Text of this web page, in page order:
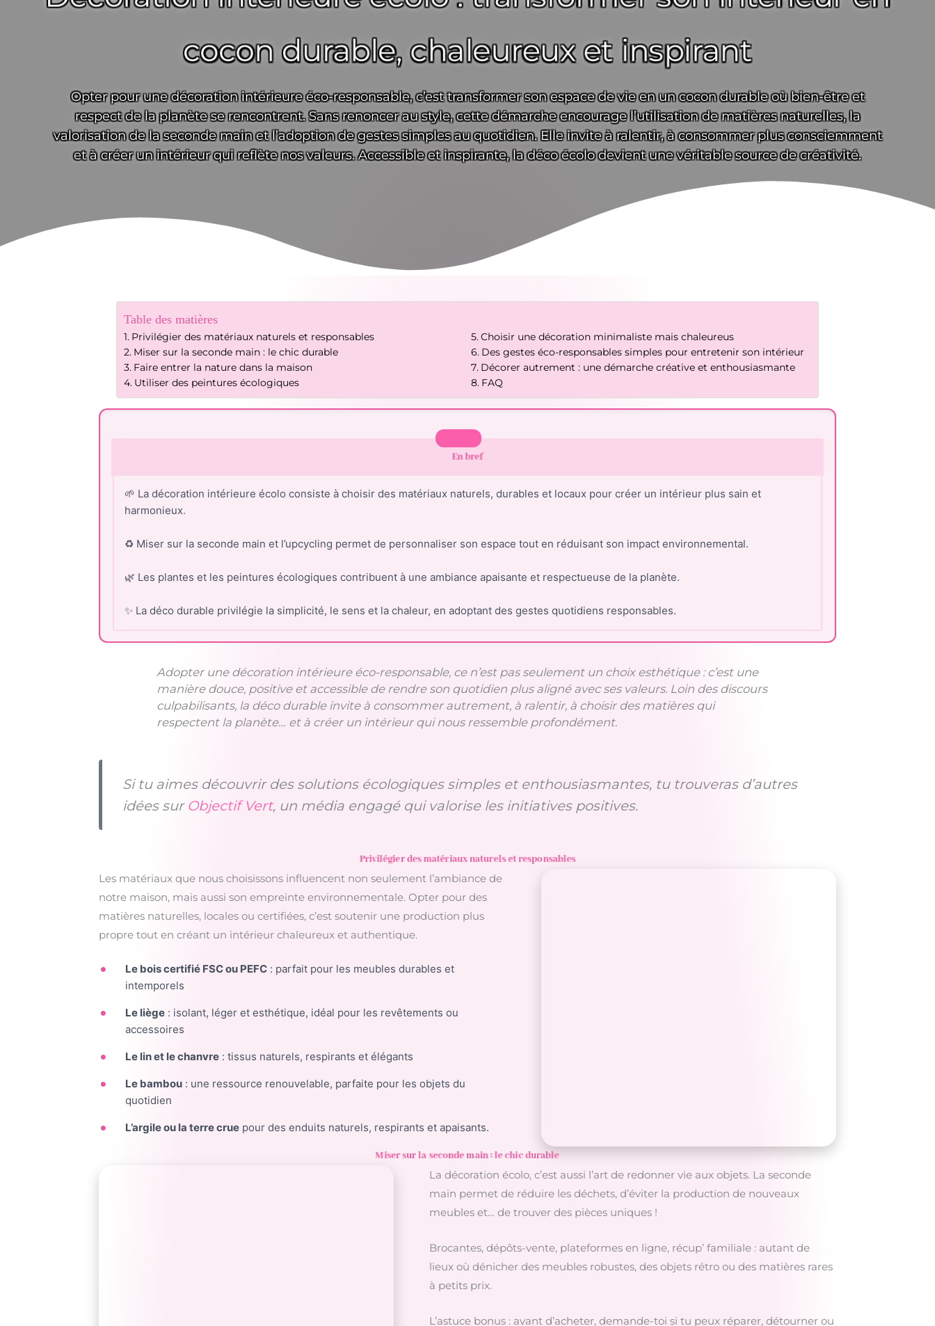
cocon durable, chaleureux et inspirant
Opter pour une décoration intérieure éco-responsable, c’est transformer son espace de vie en un cocon durable où bien-être et
respect de la planète se rencontrent. Sans renoncer au style, cette démarche encourage l’utilisation de matières naturelles, la
valorisation de la seconde main et l’adoption de gestes simples au quotidien. Elle invite à ralentir, à consommer plus consciemment
et à créer un intérieur qui reflète nos valeurs. Accessible et inspirante, la déco écolo devient une véritable source de créativité.
Table des matières
Privilégier des matériaux naturels et responsables
Miser sur la seconde main : le chic durable
Faire entrer la nature dans la maison
Utiliser des peintures écologiques
Choisir une décoration minimaliste mais chaleureus
Des gestes éco-responsables simples pour entretenir son intérieur
Décorer autrement : une démarche créative et enthousiasmante
FAQ
En bref
🌱 La décoration intérieure écolo consiste à choisir des matériaux naturels, durables et locaux pour créer un intérieur plus sain et
harmonieux.
♻️ Miser sur la seconde main et l’upcycling permet de personnaliser son espace tout en réduisant son impact environnemental.
🌿 Les plantes et les peintures écologiques contribuent à une ambiance apaisante et respectueuse de la planète.
✨ La déco durable privilégie la simplicité, le sens et la chaleur, en adoptant des gestes quotidiens responsables.
Adopter une décoration intérieure éco-responsable, ce n’est pas seulement un choix esthétique : c’est une
manière douce, positive et accessible de rendre son quotidien plus aligné avec ses valeurs. Loin des discours
culpabilisants, la déco durable invite à consommer autrement, à ralentir, à choisir des matières qui
respectent la planète… et à créer un intérieur qui nous ressemble profondément.
Si tu aimes découvrir des solutions écologiques simples et enthousiasmantes, tu trouveras d’autres
idées sur Objectif Vert, un média engagé qui valorise les initiatives positives.
Privilégier des matériaux naturels et responsables
Les matériaux que nous choisissons influencent non seulement l’ambiance de
notre maison, mais aussi son empreinte environnementale. Opter pour des
matières naturelles, locales ou certifiées, c’est soutenir une production plus
propre tout en créant un intérieur chaleureux et authentique.
Le bois certifié FSC ou PEFC: parfait pour les meubles durables et
intemporels
Le liège: isolant, léger et esthétique, idéal pour les revêtements ou
accessoires
Le lin et le chanvre: tissus naturels, respirants et élégants
Le bambou: une ressource renouvelable, parfaite pour les objets du
quotidien
L’argile ou la terre cruepour des enduits naturels, respirants et apaisants.
Miser sur la seconde main : le chic durable
La décoration écolo, c’est aussi l’art de redonner vie aux objets. La seconde
main permet de réduire les déchets, d’éviter la production de nouveaux
meubles et… de trouver des pièces uniques !
Brocantes, dépôts-vente, plateformes en ligne, récup’ familiale : autant de
lieux où dénicher des meubles robustes, des objets rétro ou des matières rares
à petits prix.
L’astuce bonus : avant d’acheter, demande-toi si tu peux réparer, détourner ou